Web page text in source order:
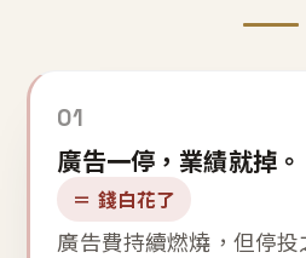
01
廣告一停，業績就掉。
＝ 錢白花了
廣告費持續燃燒，但停